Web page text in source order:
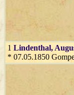
1 Lindenthal,
* 07.05.1850